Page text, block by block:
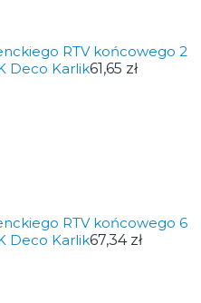
RTV końcowego 2
Deco Karlik61,65 zł
RTV końcowego 6
Deco Karlik67,34 zł